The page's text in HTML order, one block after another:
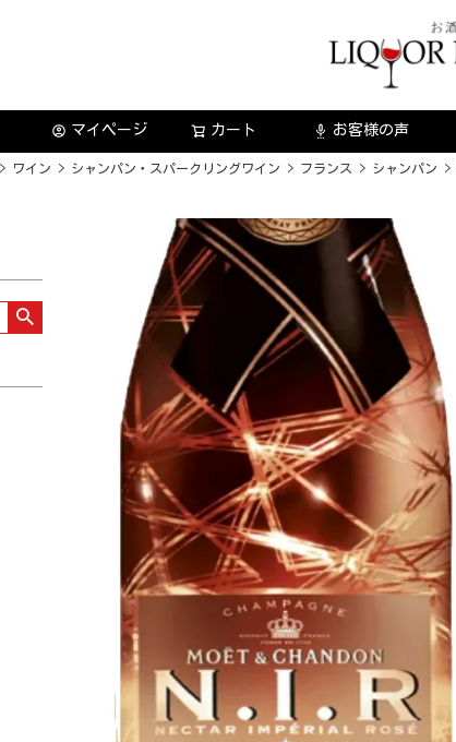
account_circle マイページ カート settings_voice お客様の声
ワイン シャンパン・スパークリングワイン フランス シャンパン